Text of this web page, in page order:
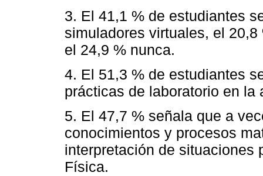
3. El 41,1 % de estudiantes
simuladores virtuales, el
el 24,9 % nunca.
4. El 51,3 % de estudiantes
prácticas de laboratorio en la
5. El 47,7 % señala que a
conocimientos y procesos
interpretación de situaciones
Física.